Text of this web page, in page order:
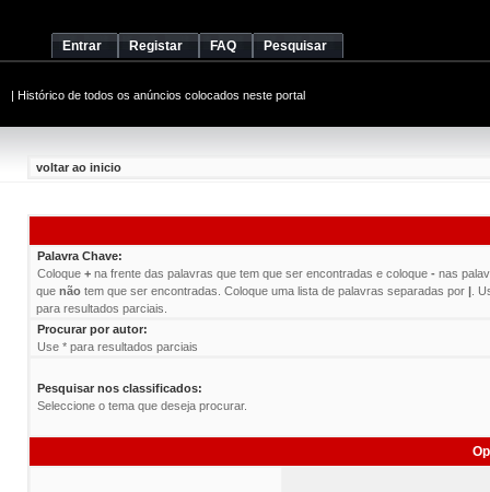
Entrar Registar FAQ Pesquisar
| Histórico de todos os anúncios colocados neste portal
voltar ao inicio
Palavra Chave:
Coloque + na frente das palavras que tem que ser encontradas e coloque - nas
que não tem que ser encontradas. Coloque uma lista de palavras separadas por | .
para resultados parciais.
Procurar por autor:
Use * para resultados parciais
Pesquisar nos classificados:
Seleccione o tema que deseja procurar.